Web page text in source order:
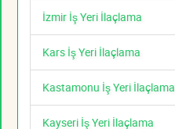
İzmir İş Yeri İlaçlama
Kars İş Yeri İlaçlama
Kastamonu İş Yeri İlaçlama
Kayseri İş Yeri İlaçlama